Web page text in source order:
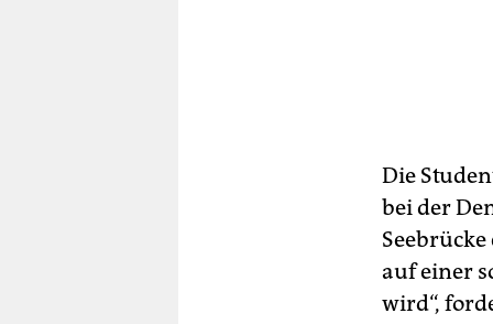
Die
bei der
auf einer
wird“,